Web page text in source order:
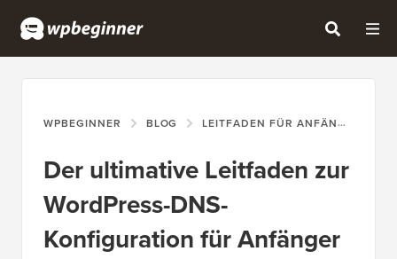
WPBEGINNER BLOG LEITFADEN FÜR ANFÄNGER
Der ultimative Leitfaden zur
WordPress-DNS-
Konfiguration für Anfänger